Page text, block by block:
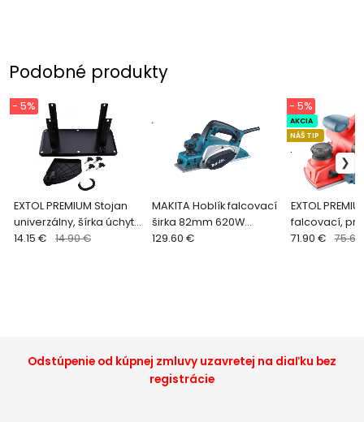
Podobné produkty
EXTOL PREMIUM Stojan
univerzálny, šírka úchytu
90/130/170mm, rozteč
- 5%
14.15 € 14.90 €
MAKITA Hoblík falcovací
širka 82mm 620W
KP0800
.
129.60 €
EXTOL
falcovací,
nôž 110x3mm,
AKCIA
NÁŠ TIP
.
- 5%
71.90 €
Odstúpenie od kúpnej zmluvy uzavretej na diaľku bez
registrácie